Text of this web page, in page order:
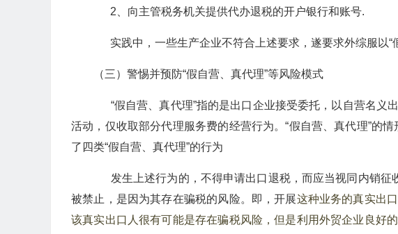
2、向主管税务机关提供代办退税的开户银行和账号.
实践中，一些生产企业不符合上述要求，遂要求外综服以“
（三）警惕并预防“假自营、真代理”等风险模式
“假自营、真代理”指的是出口企业接受委托，以自营名义
活动，仅收取部分代理服务费的经营行为。“假自营、真代理”的
了四类“假自营、真代理”的行为
发生上述行为的，不得申请出口退税，而应当视同内销征
被禁止，是因为其存在骗税的风险。即，开展这种业务的真实出
该真实出口人很有可能是存在骗税风险，但是利用外贸企业良好